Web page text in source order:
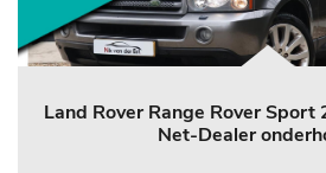
Land Rover Range Rover Sport
Net-Dealer